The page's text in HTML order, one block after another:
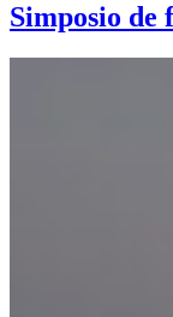
Simposio de